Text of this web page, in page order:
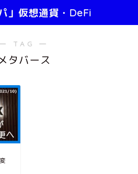
」仮想通貨・DeFi
TAG ―
タバース